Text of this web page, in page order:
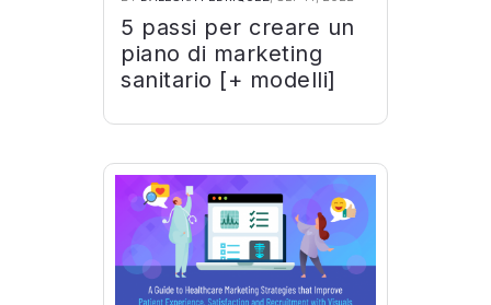
5 passi per creare un
piano di marketing
sanitario [+ modelli]